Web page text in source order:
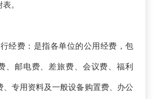
。
经费：是指各单位的公用经费，包
、邮电费、差旅费、会议费、福利
、专用资料及一般设备购置费、办公